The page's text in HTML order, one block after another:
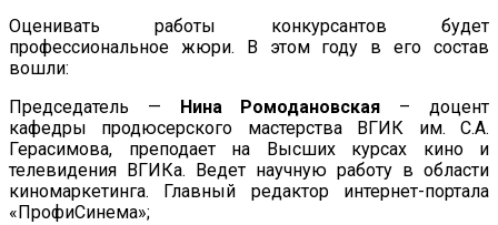
Оценивать работы конкурсантов будет
профессиональное жюри. В этом году в его состав
вошли:
Председатель —
Нина Ромодановская – доцент
кафедры продюсерского мастерства ВГИК им. С.А.
Герасимова, преподает на Высших курсах кино и
телевидения ВГИКа. Ведет научную работу в области
киномаркетинга. Главный редактор интернет-портала
«ПрофиСинема»;